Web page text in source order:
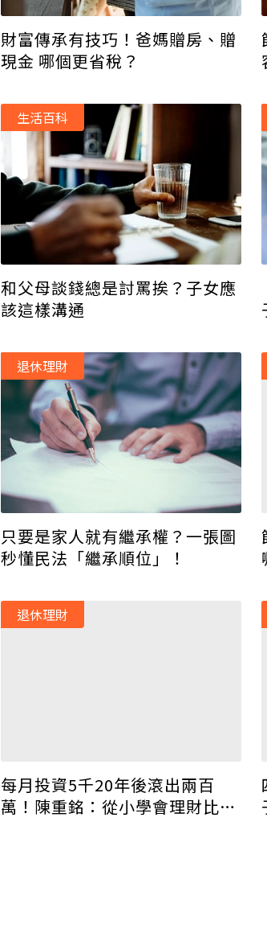
財富傳承有技巧！爸媽贈房、贈
現金 哪個更省稅？
和父母談錢總是討罵挨？子女應
該這樣溝通
生活百科
只要是家人就有繼承權？一張圖
秒懂民法「繼承順位」！
退休理財
每月投資5千20年後滾出兩百
萬！陳重銘：從小學會理財比學
退休理財